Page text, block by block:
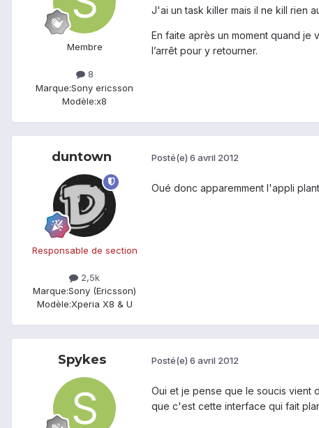
Membre
8
Marque:Sony ericsson
Modèle:x8
J'ai un task killer mais il ne kill rien
En faite après un moment quand
l’arrêt pour y retourner.
duntown
Responsable de section
2,5k
Marque:Sony (Ericsson)
Modèle:Xperia X8 & U
Posté(e) 6 avril 2012
Oué donc apparemment l'appli
Spykes Posté(e) 6 avril 2012
Oui et je pense que le soucis vient
que c'est cette interface qui fait